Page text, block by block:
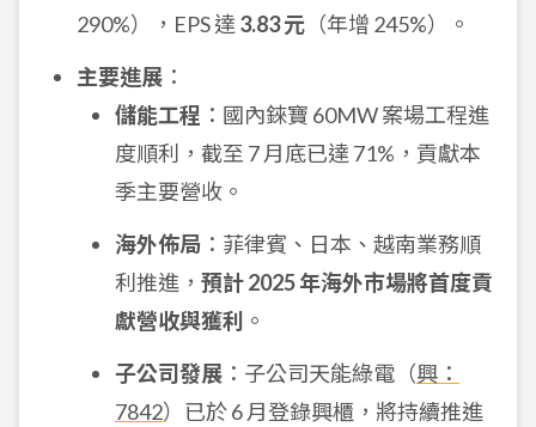
290%），EPS 達 3.83 元 （年增 245%）。
主要進展 ：
儲能工程 ：國內錸寶 60MW 案場工程進
度順利，截至 7 月底已達 71%，貢獻本
季主要營收。
海外佈局 ：菲律賓、日本、越南業務順
利推進， 預計 2025 年海外市場將首度貢
獻營收與獲利 。
子公司發展 ：子公司天能綠電（興：
7842）已於 6 月登錄興櫃，將持續推進